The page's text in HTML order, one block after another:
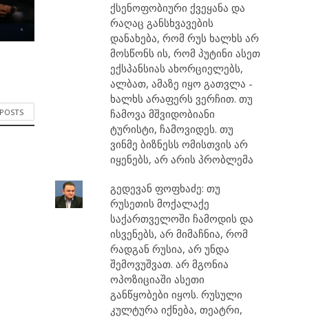
ქსენოფობიური ქვეყანა და
რაღაც განსხვავების
დანახება, რომ რუს ხალხს არ
მოსწონს ის, რომ პუტინი ასეთ
ექსპანსიას ახორციელებს,
ალბათ, ამაზე იყო გათვლა -
ხალხს არაფერს ვერჩით. თუ
ჩამოვა მშვიდობიანი
ტურისტი, ჩამოვიდეს. თუ
ვინმე ბიზნესს ომისთვის არ
იყენებს, არ არის პრობლემა
გედევან ფოფხაძე: თუ
რუსეთის მოქალაქე
საქართველოში ჩამოდის და
ისვენებს, არ მიმაჩნია, რომ
რადგან რუსია, არ უნდა
შემოვუშვათ. არ მგონია
ოპოზიციაში ასეთი
განწყობები იყოს. რუსული
კულტურა იქნება, თეატრი,